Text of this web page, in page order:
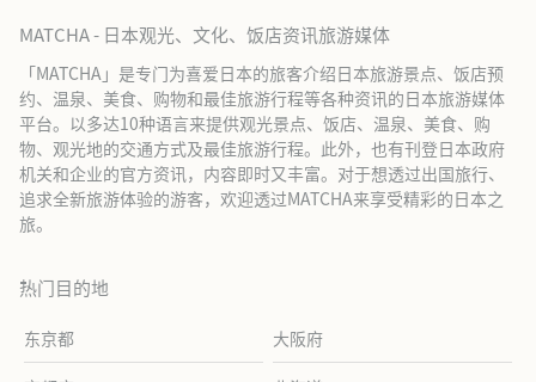
MATCHA - 日本观光、文化、饭店资讯旅游媒体
「MATCHA」是专门为喜爱日本的旅客介绍日本旅游景点、饭店预
约、温泉、美食、购物和最佳旅游行程等各种资讯的日本旅游媒体
平台。以多达10种语言来提供观光景点、饭店、温泉、美食、购
物、观光地的交通方式及最佳旅游行程。此外，也有刊登日本政府
机关和企业的官方资讯，内容即时又丰富。对于想透过出国旅行、
追求全新旅游体验的游客，欢迎透过MATCHA来享受精彩的日本之
旅。
热门目的地
东京都 大阪府